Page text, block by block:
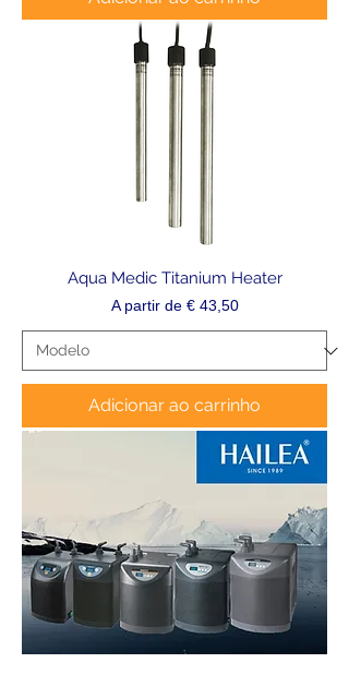
Aqua Medic Titanium Heater
A partir de € 43,50
Preço promocional
Adicionar ao carrinho